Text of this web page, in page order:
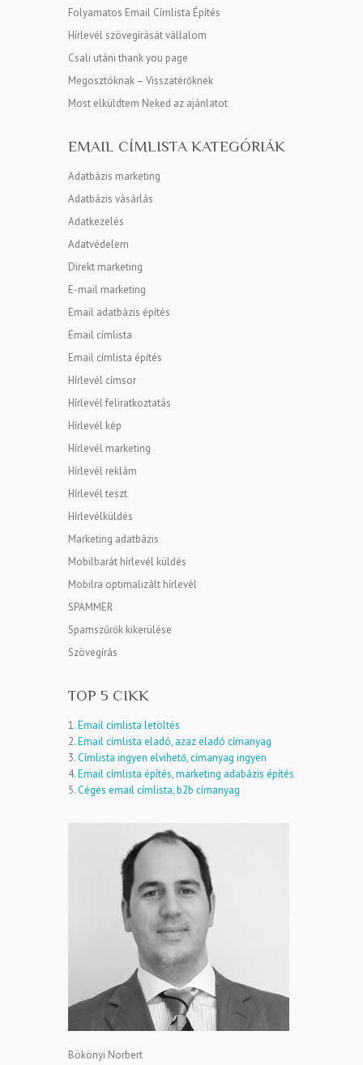
Folyamatos Email Címlista Építés
Hírlevél szövegírását vállalom
Csali utáni thank you page
Megosztóknak – Visszatérőknek
Most elküldtem Neked az ajánlatot
EMAIL CÍMLISTA KATEGÓRIÁK
Adatbázis marketing
Adatbázis vásárlás
Adatkezelés
Adatvédelem
Direkt marketing
E-mail marketing
Email adatbázis építés
Email címlista
Email címlista építés
Hírlevél címsor
Hírlevél feliratkoztatás
Hírlevél kép
Hírlevél marketing
Hírlevél reklám
Hírlevél teszt
Hírlevélküldés
Marketing adatbázis
Mobilbarát hírlevél küldés
Mobilra optimalizált hírlevél
SPAMMER
Spamszűrők kikerülése
Szövegírás
TOP 5 CIKK
1.Email címlista letöltés
2.Email címlista eladó, azaz eladó címanyag
3.Címlista ingyen elvihető, címanyag ingyen
4.Email címlista építés, marketing adabázis építés
5.Céges email címlista, b2b címanyag
Bökönyi Norbert